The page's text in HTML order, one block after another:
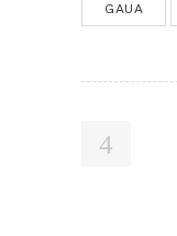
GAUA